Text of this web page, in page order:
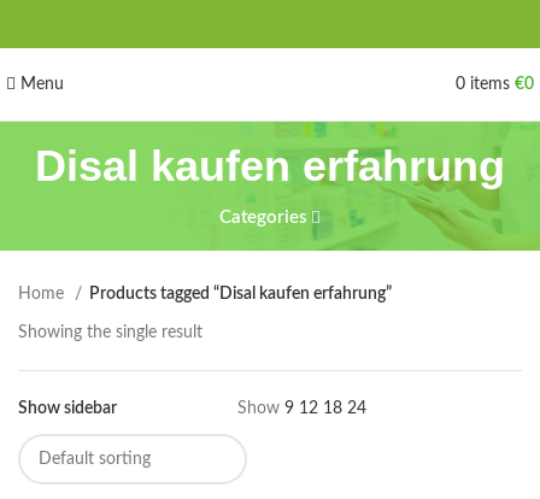
Menu 0 items €0
Disal kaufen erfahrung
Categories
Home Products tagged “Disal kaufen erfahrung”
Showing the single result
Show sidebar Show 9 12 18 24